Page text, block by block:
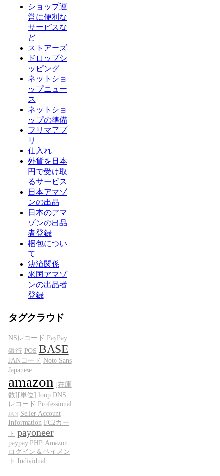
ショップ運
営に便利な
サービスな
ど
ストアーズ
ドロップシ
ッピング
ネットショ
ップニュー
ス
ネットショ
ップの準備
フリマアプ
リ
仕入れ
外貨を日本
円で受け取
るサービス
日本アマゾ
ンの出品
日本のアマ
ゾンの出品
者登録
梱包につい
て
決済関係
米国アマゾ
ンの出品者
登録
タグクラウド
NSレコード PayPay
銀行 POS BASE
JANコード Noto Sans
Japanese
amazon [在庫
数][単位] loop DNS
レコード Professional
JAN
Seller Account
Information FC2カー
ト payoneer
paypay PHP Amazon
ログイン＆ペイメン
ト Individual